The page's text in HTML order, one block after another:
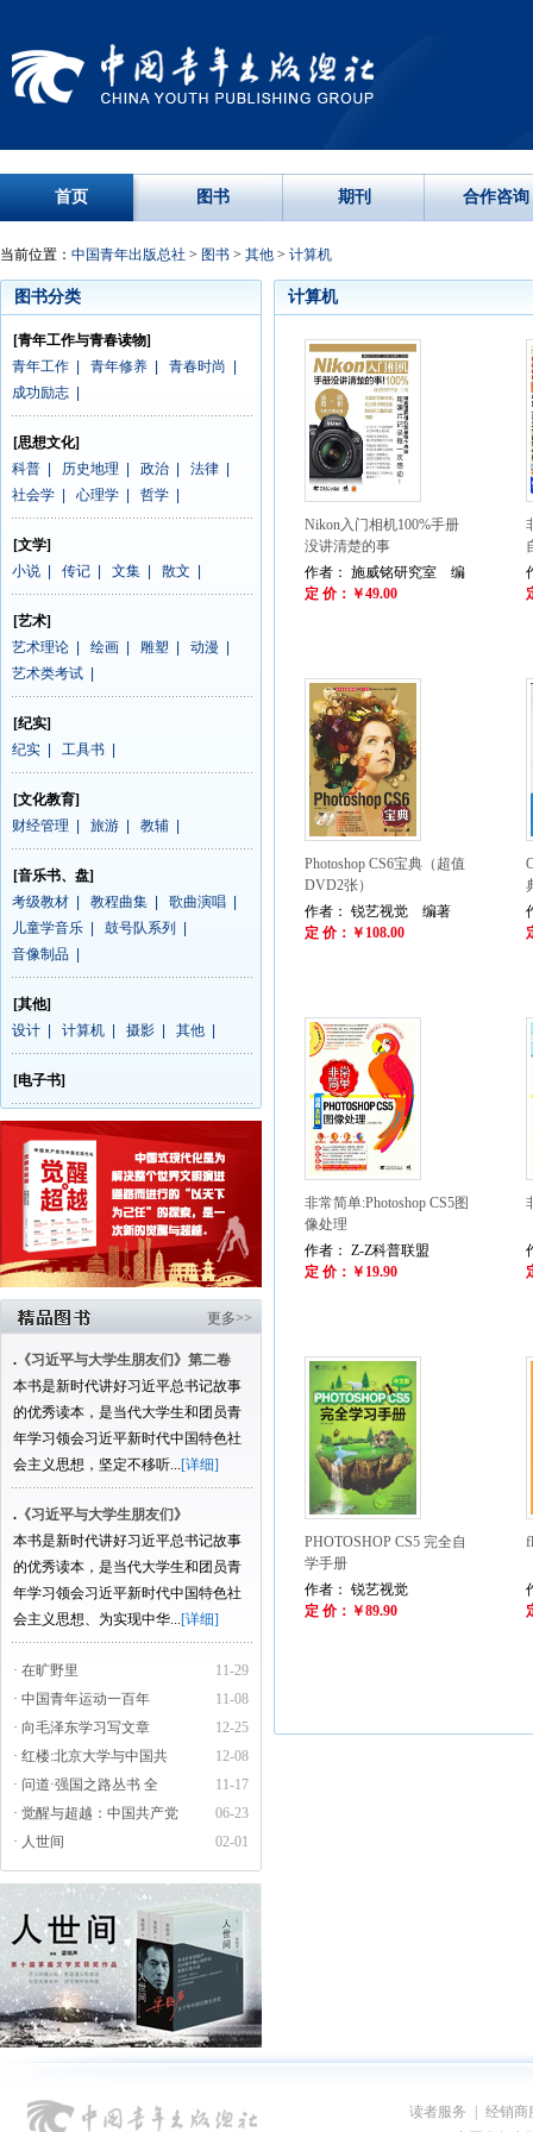
首页 图书 期刊 合作咨询
当前位置： 中国青年出版总社 > 图书 > 其他 > 计算机
图书分类
[青年工作与青春读物]
青年工作
青年修养 青春时尚
成功励志
[思想文化]
科普
历史地理 政治 法律
社会学
心理学 哲学
[文学]
小说
传记 文集 散文
[艺术]
艺术理论
绘画 雕塑 动漫
艺术类考试
[纪实]
纪实
工具书
[文化教育]
财经管理
旅游 教辅
[音乐书、盘]
考级教材
教程曲集 歌曲演唱
儿童学音乐
鼓号队系列
音像制品
[其他]
设计
计算机 摄影 其他
[电子书]
更多>>
. 《习近平与大学生朋友们》第二卷
本书是新时代讲好习近平总书记故事
的优秀读本，是当代大学生和团员青
年学习领会习近平新时代中国特色社
会主义思想，坚定不移听...[详细]
. 《习近平与大学生朋友们》
本书是新时代讲好习近平总书记故事
的优秀读本，是当代大学生和团员青
年学习领会习近平新时代中国特色社
会主义思想、为实现中华...[详细]
11-29
· 在旷野里
11-08
· 中国青年运动一百年
12-25
· 向毛泽东学习写文章
12-08
· 红楼:北京大学与中国共
11-17
· 问道·强国之路丛书 全
06-23
· 觉醒与超越：中国共产党
02-01
· 人世间
计算机
Nikon入门相机100%手册
没讲清楚的事
作者： 施威铭研究室 编
定 价：￥49.00
Photoshop CS6宝典（超值
DVD2张）
作者： 锐艺视觉 编著
定 价：￥108.00
非常简单:Photoshop CS5图
像处理
作者： Z-Z科普联盟
定 价：￥19.90
PHOTOSHOP CS5 完全自
学手册
作者： 锐艺视觉
定 价：￥89.90
读者服务
经销商